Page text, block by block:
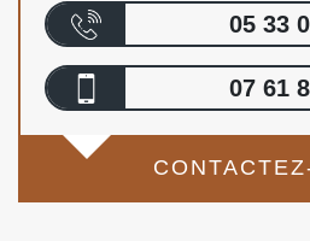
05 33
07 61